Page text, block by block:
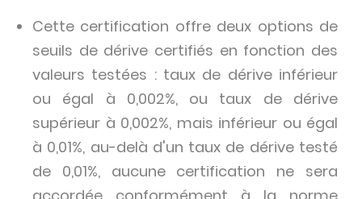
Cette certification offre deux options de
seuils de dérive certifiés en fonction des
valeurs testées : taux de dérive inférieur
ou égal à 0,002%, ou taux de dérive
supérieur à 0,002%, mais inférieur ou égal
à 0,01%, au-delà d'un taux de dérive testé
de 0,01%, aucune certification ne sera